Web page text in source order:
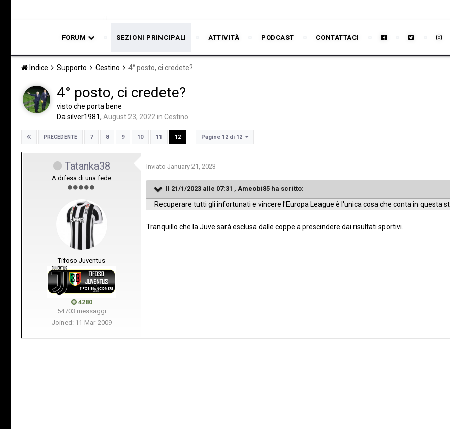
FORUM SEZIONI PRINCIPALI ATTIVITÀ PODCAST CONTATTACI
Indice Supporto Cestino 4° posto, ci credete?
4° posto, ci credete?
visto che porta bene
Da silver1981, August 23, 2022 in Cestino
PRECEDENTE 7 8 9 10 11 12 Pagine 12 di 12
Tatanka38
A difesa di una fede
Tifoso Juventus
4280
54703 messaggi
Joined: 11-Mar-2009
Inviato January 21, 2023
Il 21/1/2023 alle 07:31 , Ameobi85 ha scritto:
Recuperare tutti gli infortunati e vincere l'Europa League è l'unica cosa che conta in questa
Tranquillo che la Juve sarà esclusa dalle coppe a prescindere dai risultati sportivi.